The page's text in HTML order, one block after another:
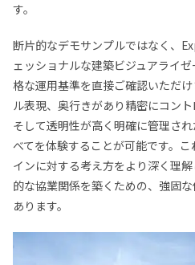
す。
断片的なデモサンプルではなく、
ェッショナルな建築ビジュアライ
格な運用基準を直接ご確認いただ
ル表現、奥行きがあり精密にコント
そして透明性が高く明確に管理さ
べてを体験することが可能です。
インに対する考え方をより深く理
的な協業関係を築くための、強固
あります。